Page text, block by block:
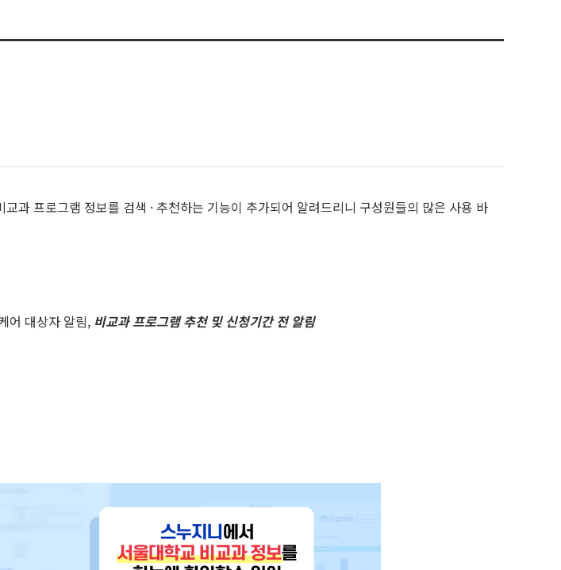
과 프로그램 정보를 검색 · 추천하는 기능이 추가되어 알려드리니 구성원들의 많은 사용 바
어 대상자 알림, 비교과 프로그램 추천 및 신청기간 전 알림